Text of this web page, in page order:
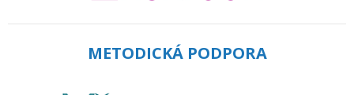
METODICKÁ PODPORA